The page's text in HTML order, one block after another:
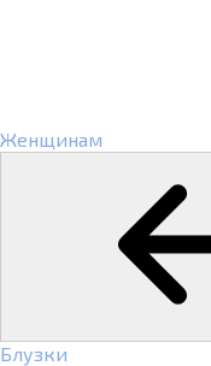
Женщинам
Блузки